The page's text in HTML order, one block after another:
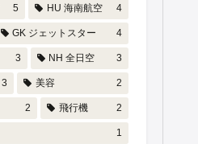
5 HU 海南航空 4
GK ジェットスター 4
3 NH 全日空 3
3 美容 2
2 飛行機 2
1